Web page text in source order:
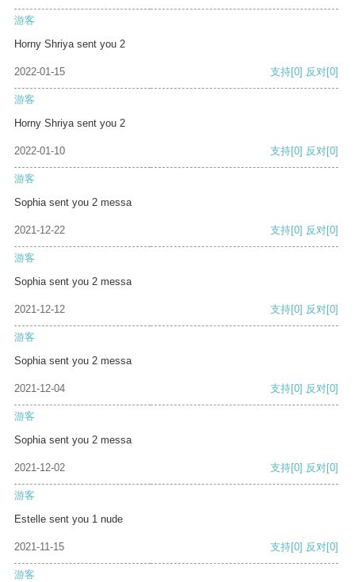
游客
Horny Shriya sent you 2
2022-01-15 支持[0] 反对[0]
游客
Horny Shriya sent you 2
2022-01-10 支持[0] 反对[0]
游客
Sophia sent you 2 messa
2021-12-22 支持[0] 反对[0]
游客
Sophia sent you 2 messa
2021-12-12 支持[0] 反对[0]
游客
Sophia sent you 2 messa
2021-12-04 支持[0] 反对[0]
游客
Sophia sent you 2 messa
2021-12-02 支持[0] 反对[0]
游客
Estelle sent you 1 nude
2021-11-15 支持[0] 反对[0]
游客